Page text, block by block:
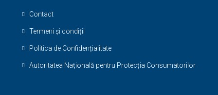
Contact
Termeni și condiții
Politica de Confidențialitate
Autoritatea Națională pentru Protecția Consumatorilor